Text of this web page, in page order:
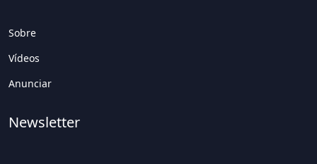
Sobre
Vídeos
Anunciar
Newsletter